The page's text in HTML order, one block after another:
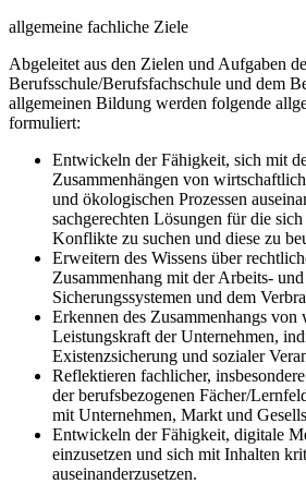
allgemeine fachliche Ziele
Abgeleitet aus den Zielen und Aufgaben
Berufsschule/Berufsfachschule und dem
allgemeinen Bildung werden folgende
formuliert:
Entwickeln der Fähigkeit, sich mit
Zusammenhängen von
und ökologischen Prozessen
sachgerechten Lösungen für die sich
Konflikte zu suchen und diese zu
Erweitern des Wissens über
Zusammenhang mit der Arbeits-
Sicherungssystemen und dem
Erkennen des Zusammenhangs von
Leistungskraft der Unternehmen,
Existenzsicherung und sozialer
Reflektieren fachlicher,
der berufsbezogenen Fächer/
mit Unternehmen, Markt und
Entwickeln der Fähigkeit, digitale
einzusetzen und sich mit Inhalten
auseinanderzusetzen.